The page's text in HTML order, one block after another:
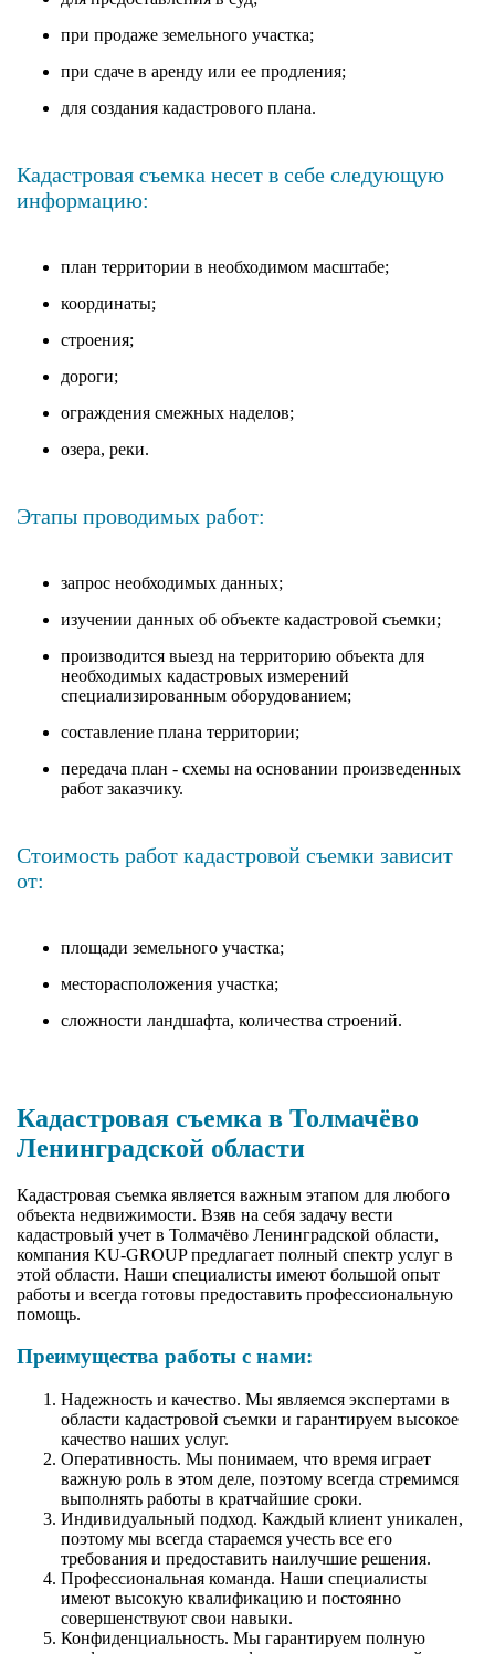
при продаже земельного участка;
при сдаче в аренду или ее продления;
для создания кадастрового плана.
Кадастровая съемка несет в себе следующую
информацию:
план территории в необходимом масштабе;
координаты;
строения;
дороги;
ограждения смежных наделов;
озера, реки.
Этапы проводимых работ:
запрос необходимых данных;
изучении данных об объекте кадастровой съемки;
производится выезд на территорию объекта для
необходимых кадастровых измерений
специализированным оборудованием;
составление плана территории;
передача план - схемы на основании произведенных
работ заказчику.
Стоимость работ кадастровой съемки зависит
от:
площади земельного участка;
месторасположения участка;
сложности ландшафта, количества строений.
Кадастровая съемка в Толмачёво
Ленинградской области
Кадастровая съемка является важным этапом для любого
объекта недвижимости. Взяв на себя задачу вести
кадастровый учет в Толмачёво Ленинградской области,
компания KU-GROUP предлагает полный спектр услуг в
этой области. Наши специалисты имеют большой опыт
работы и всегда готовы предоставить профессиональную
помощь.
Преимущества работы с нами:
Надежность и качество. Мы являемся экспертами в
области кадастровой съемки и гарантируем высокое
качество наших услуг.
Оперативность. Мы понимаем, что время играет
важную роль в этом деле, поэтому всегда стремимся
выполнять работы в кратчайшие сроки.
Индивидуальный подход. Каждый клиент уникален,
поэтому мы всегда стараемся учесть все его
требования и предоставить наилучшие решения.
Профессиональная команда. Наши специалисты
имеют высокую квалификацию и постоянно
совершенствуют свои навыки.
Конфиденциальность. Мы гарантируем полную